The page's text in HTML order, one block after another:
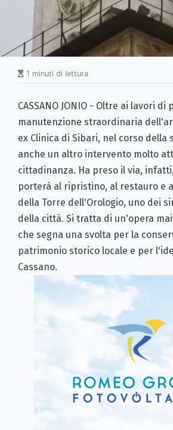
1 minuti di lettura
CASSANO JONIO - Oltre ai lavori di
manutenzione straordinaria
ex Clinica di Sibari, nel corso
anche un altro intervento molto
cittadinanza. Ha preso il via,
porterà al ripristino, al restauro e
della Torre dell'Orologio, uno dei
della città. Si tratta di un'opera
che segna una svolta per la
patrimonio storico locale e per
Cassano.